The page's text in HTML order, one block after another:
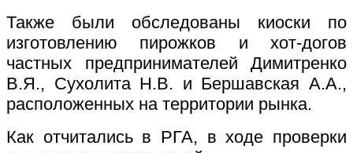
Также были обследованы киоски по
изготовлению пирожков и хот-догов
частных предпринимателей Димитренко
В.Я., Сухолита Н.В. и Бершавская А.А.,
расположенных на территории рынка.
Как отчитались в РГА, в ходе проверки